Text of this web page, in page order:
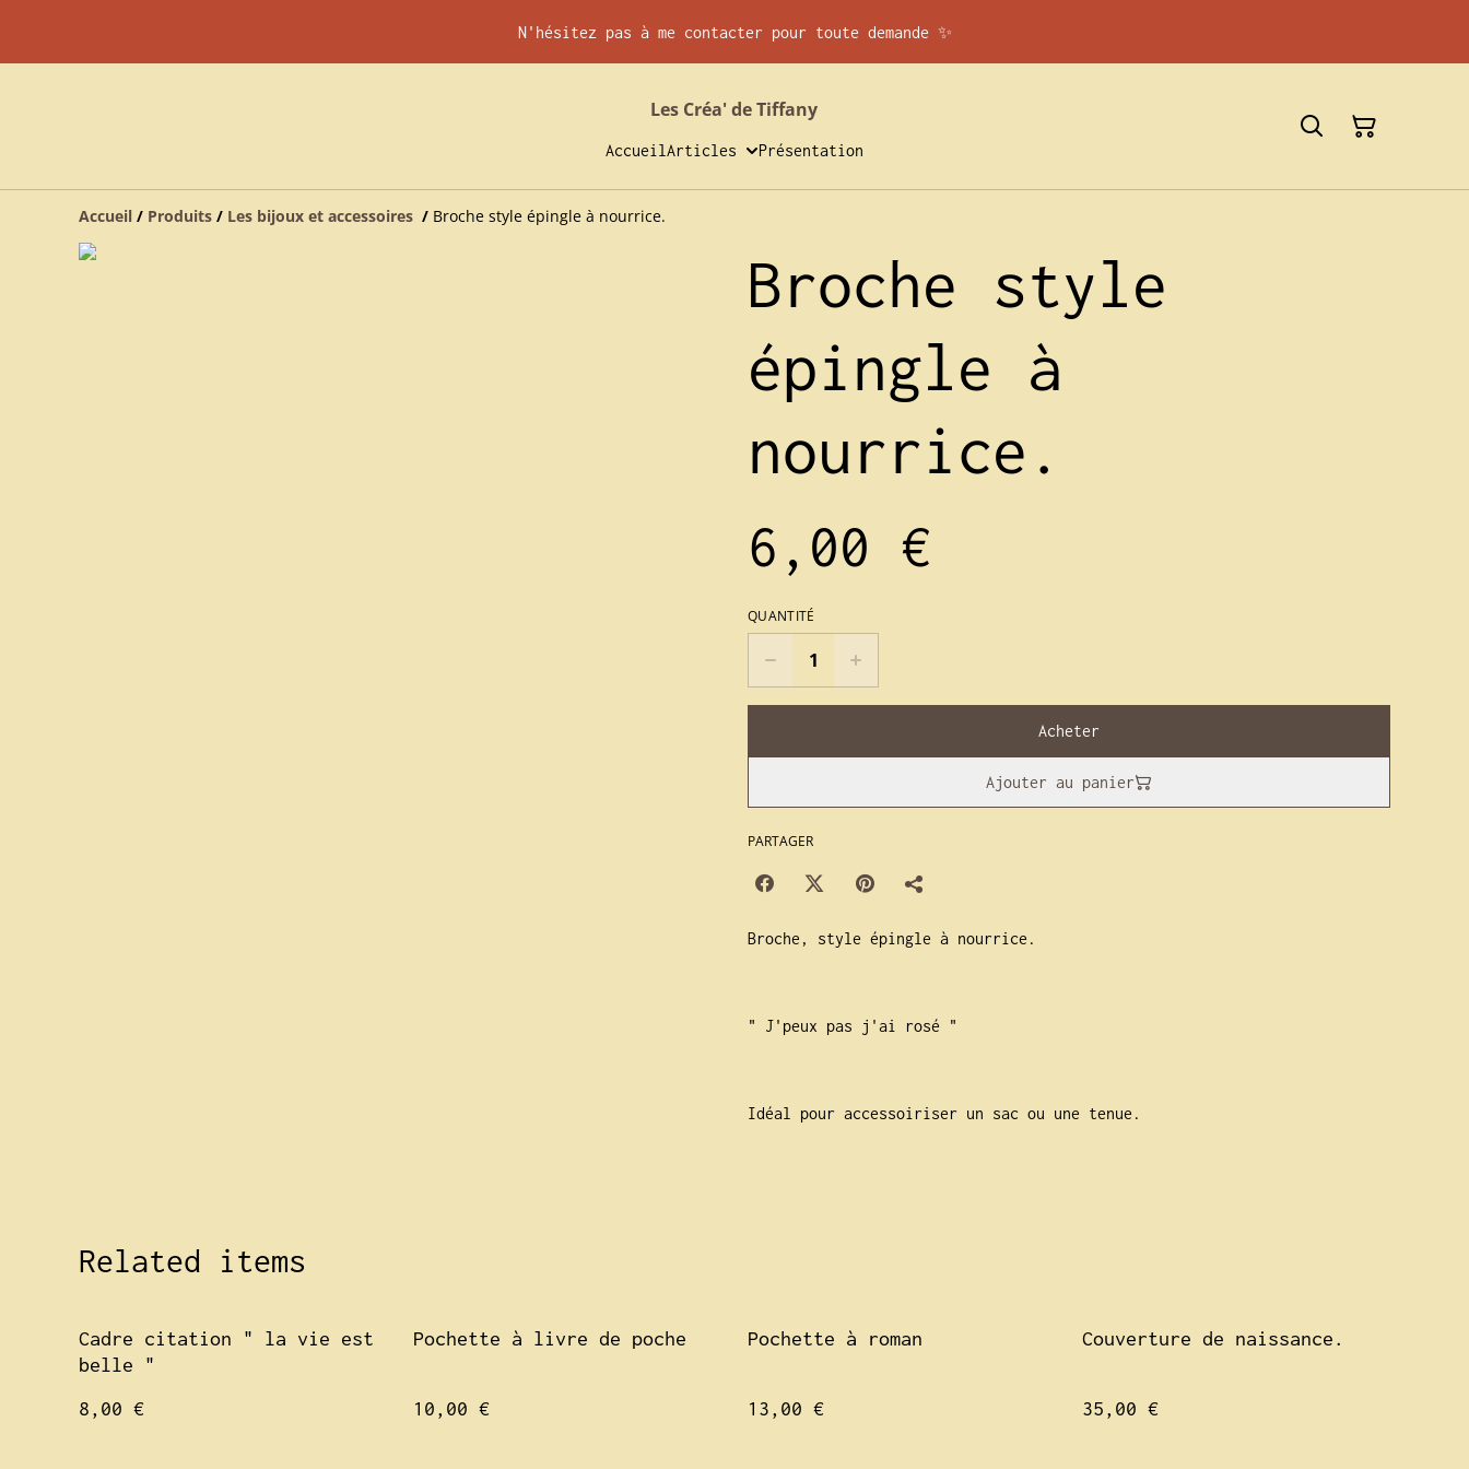
N'hésitez pas à me contacter pour toute demande ✨
Les Créa' de Tiffany
AccueilArticles Présentation
Accueil / Produits / Les bijoux et accessoires / Broche style épingle à nourrice.
Broche style
épingle à
nourrice.
6,00 €
QUANTITÉ
Acheter
Ajouter au panier
PARTAGER
Broche, style épingle à nourrice.
" J'peux pas j'ai rosé "
Idéal pour accessoiriser un sac ou une tenue.
Related items
Cadre citation " la vie est
belle "
8,00 €
Pochette à livre de poche
10,00 €
Pochette à roman
13,00 €
Couverture de naissance.
35,00 €